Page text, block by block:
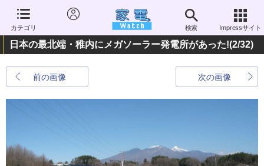
カテゴリ 検索 Impressサイト
日本の最北端・稚内にメガソーラー発電所があった!(2/32)
前の画像 次の画像